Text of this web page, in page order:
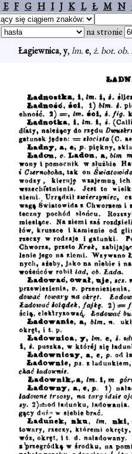
E F G H I J K L Ł M N
na stronie
Łagiewnica,y,lm.e,ż. bot.